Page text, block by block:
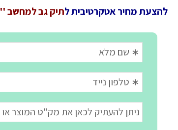
להצעת מחיר אטקרטיבית לתיק גב למחשב ''15.6 מסדרת Ongoing